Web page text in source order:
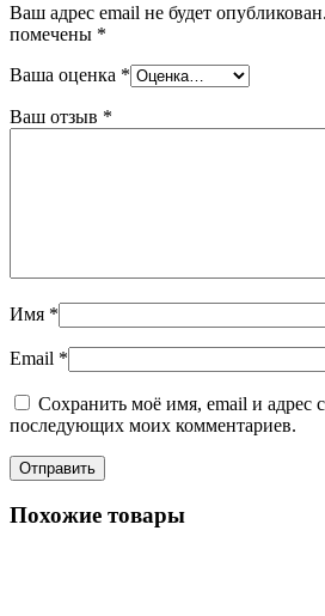
Ваш адрес email не будет опубликован.
помечены *
Ваша оценка *
Ваш отзыв *
Имя *
Email *
Сохранить моё имя, email и адрес
последующих моих комментариев.
Похожие товары